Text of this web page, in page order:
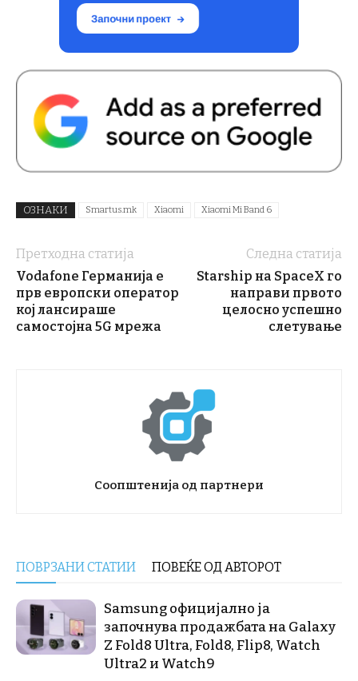
ОЗНАКИ Smartus.mk Xiaomi Xiaomi Mi Band 6
Претходна статија
Vodafone Германија е
прв европски оператор
кој лансираше
самостојна 5G мрежа
Следна статија
Starship на SpaceX го
направи првото
целосно успешно
слетување
Соопштенија од партнери
ПОВРЗАНИ СТАТИИ ПОВЕЌЕ ОД АВТОРОТ
Samsung официјално ја
започнува продажбата на Galaxy
Z Fold8 Ultra, Fold8, Flip8, Watch
Ultra2 и Watch9